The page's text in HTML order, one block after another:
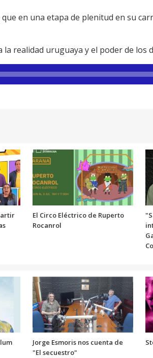
en una etapa de plenitud en su
realidad uruguaya y el poder de los
El Circo Eléctrico de Ruperto
Rocanrol
Jorge Esmoris nos cuenta de
"El secuestro"